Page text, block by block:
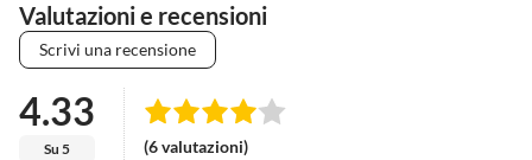
Valutazioni e recensioni
Scrivi una recensione
4.33
Su 5 (6 valutazioni)